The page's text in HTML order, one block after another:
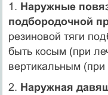
1. Наружные
подбородочной
резиновой тяги
быть косым (при
вертикальным (при
2. Наружная